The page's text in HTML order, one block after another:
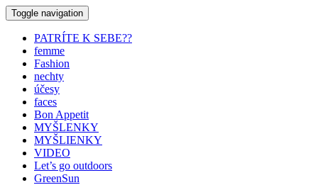
Toggle navigation
PATRÍTE K SEBE??
femme
Fashion
nechty
účesy
faces
Bon Appetit
MYŠLENKY
MYŠLIENKY
VIDEO
Let’s go outdoors
GreenSun